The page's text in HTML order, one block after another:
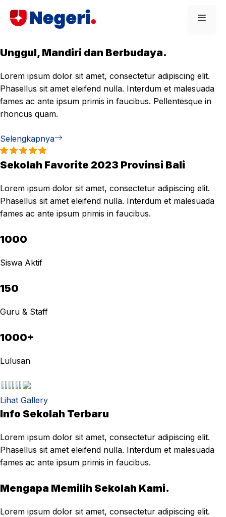
Unggul, Mandiri dan Berbudaya.
Lorem ipsum dolor sit amet, consectetur adipiscing elit.
Phasellus sit amet eleifend nulla. Interdum et malesuada
fames ac ante ipsum primis in faucibus. Pellentesque in
rhoncus quam.
Selengkapnya
Sekolah Favorite 2023 Provinsi Bali
Lorem ipsum dolor sit amet, consectetur adipiscing elit.
Phasellus sit amet eleifend nulla. Interdum et malesuada
fames ac ante ipsum primis in faucibus.
1000
Siswa Aktif
150
Guru & Staff
1000+
Lulusan
Lihat Gallery
Info Sekolah Terbaru
Lorem ipsum dolor sit amet, consectetur adipiscing elit.
Phasellus sit amet eleifend nulla. Interdum et malesuada
fames ac ante ipsum primis in faucibus.
Mengapa Memilih Sekolah Kami.
Lorem ipsum dolor sit amet, consectetur adipiscing elit.